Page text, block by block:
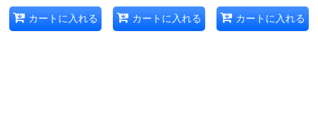
カートに入れる カートに入れる カートに入れる